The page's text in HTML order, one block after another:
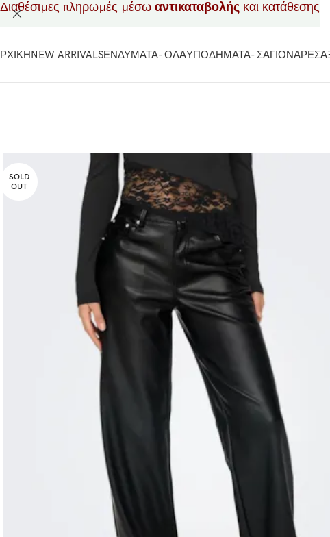
NEW ARRIVALSΕΝΔΥΜΑΤΑ- ΟΛΑΥΠΟΔΗΜΑΤΑ- ΣΑΓΙΟΝΑΡΕΣ
SOLD
OUT
Διαθέσιμες πληρωμές μέσω αντικαταβολής και κατάθεσης